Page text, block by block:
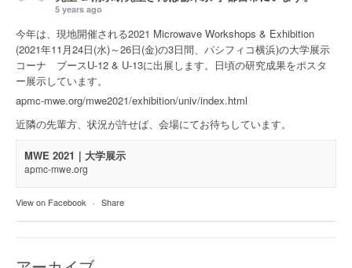
5 years ago
今年は、現地開催される2021 Microwave Workshops & Exhibition
(2021年11月24日(水)～26日(金)の3日間、パシフィコ横浜)の大学展示
コーナ ブースU-12 & U-13に出展します。日頃の研究成果をポスタ
ー展示しています。
apmc-mwe.org/mwe2021/exhibition/univ/index.html
近隣の先輩方、状況が許せば、会場にてお待ちしています。
MWE 2021｜大学展示
apmc-mwe.org
View on Facebook · Share